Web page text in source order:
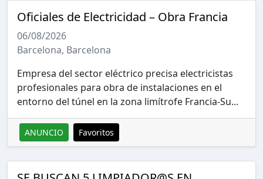
Oficiales de Electricidad – Obra Francia
06/08/2026
Barcelona, Barcelona
Empresa del sector eléctrico precisa electricistas
profesionales para obra de instalaciones en el
entorno del túnel en la zona limítrofe Francia-Su...
ANUNCIO Favoritos